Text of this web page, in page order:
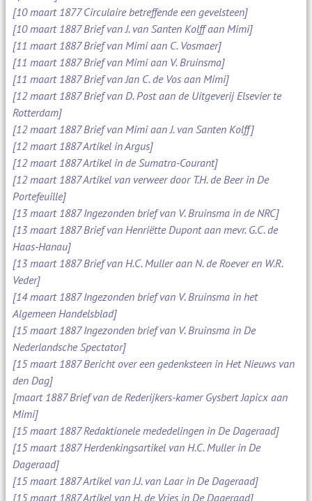
[10 maart 1877 Circulaire betreffende een gevelsteen]
[10 maart 1887 Brief van J. van Santen Kolff aan Mimi]
[11 maart 1887 Brief van Mimi aan C. Vosmaer]
[11 maart 1887 Brief van Mimi aan V. Bruinsma]
[11 maart 1887 Brief van Jan C. de Vos aan Mimi]
[12 maart 1887 Brief van D. Post aan de Uitgeverij Elsevier te
Rotterdam]
[12 maart 1887 Brief van Mimi aan J. van Santen Kolff]
[12 maart 1887 Artikel in Argus]
[12 maart 1887 Artikel in de Sumatra-Courant]
[12 maart 1887 Artikel van verweer door T.H. de Beer in De
Portefeuille]
[13 maart 1887 Ingezonden brief van V. Bruinsma in de NRC]
[13 maart 1887 Brief van Henriëtte Dupont aan mevr. G.C. de
Haas-Hanau]
[13 maart 1887 Brief van H.C. Muller aan N. de Roever en W.R.
Veder]
[14 maart 1887 Ingezonden brief van V. Bruinsma in het
Algemeen Handelsblad]
[15 maart 1887 Ingezonden brief van V. Bruinsma in De
Nederlandsche Spectator]
[15 maart 1887 Bericht over een gedenksteen in Het Nieuws van
den Dag]
[maart 1887 Brief van de Rederijkers-kamer Gysbert Japicx aan
Mimi]
[15 maart 1887 Redaktionele mededelingen in De Dageraad]
[15 maart 1887 Herdenkingsartikel van H.C. Muller in De
Dageraad]
[15 maart 1887 Artikel van J.J. van Laar in De Dageraad]
[15 maart 1887 Artikel van H. de Vries in De Dageraad]